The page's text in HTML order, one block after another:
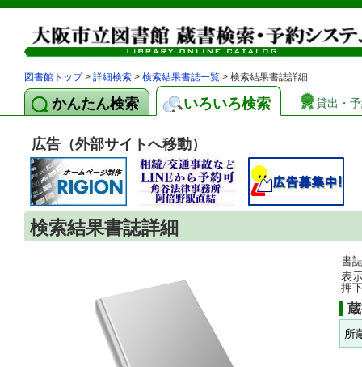
図書館トップ> 詳細検索 > 検索結果書誌一覧 > 検索結果書誌詳細
かんたん検索 いろいろ検索 貸出・
広告（外部サイトへ移動）
検索結果書誌詳細
書
表
押
所